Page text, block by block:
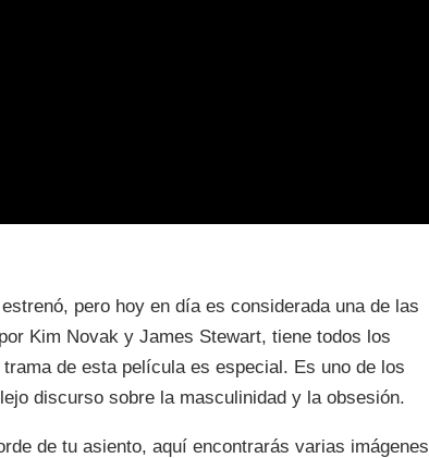
pero hoy en día es considerada una de las
Kim Novak y James Stewart, tiene todos los
de esta película es especial. Es uno de los
discurso sobre la masculinidad y la obsesión.
de tu asiento, aquí encontrarás varias imágenes